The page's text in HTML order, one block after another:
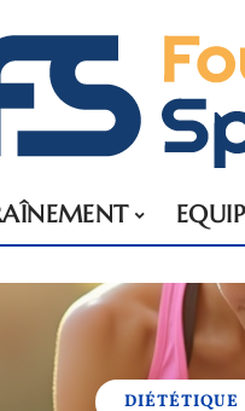
DIÉTÉTIQUE